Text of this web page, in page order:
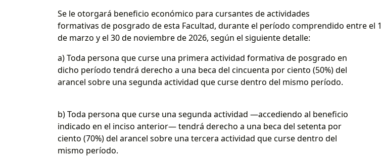
Se le otorgará beneficio económico para cursantes de actividades
formativas de posgrado de esta Facultad, durante el período comprendido entre el 1
de marzo y el 30 de noviembre de 2026, según el siguiente detalle:
a) Toda persona que curse una primera actividad formativa de posgrado en
dicho período tendrá derecho a una beca del cincuenta por ciento (50%) del
arancel sobre una segunda actividad que curse dentro del mismo período.
b) Toda persona que curse una segunda actividad —accediendo al beneficio
indicado en el inciso anterior— tendrá derecho a una beca del setenta por
ciento (70%) del arancel sobre una tercera actividad que curse dentro del
mismo período.